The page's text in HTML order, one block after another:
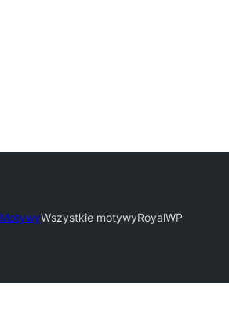
MotywyWszystkie motywyRoyalWP